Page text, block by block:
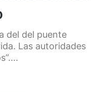
del del puente
Las autoridades